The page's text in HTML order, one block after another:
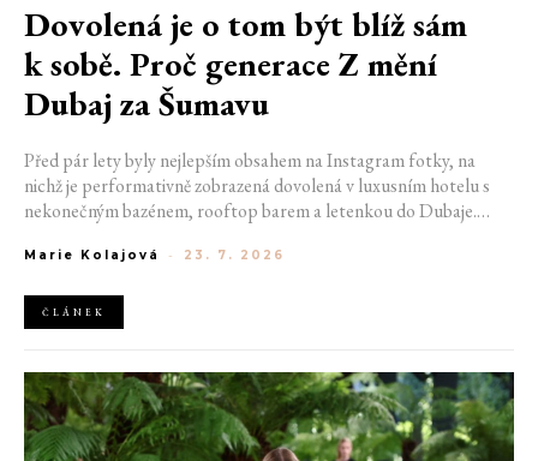
Dovolená je o tom být blíž sám
k sobě. Proč generace Z mění
Dubaj za Šumavu
Před pár lety byly nejlepším obsahem na Instagram fotky, na
nichž je performativně zobrazená dovolená v luxusním hotelu s
nekonečným bazénem, rooftop barem a letenkou do Dubaje.
horách. Ranní koupání v lomu. Výlet vlakem na Šumavu.
Marie Kolajová - 23. 7. 2026
ČLÁNEK